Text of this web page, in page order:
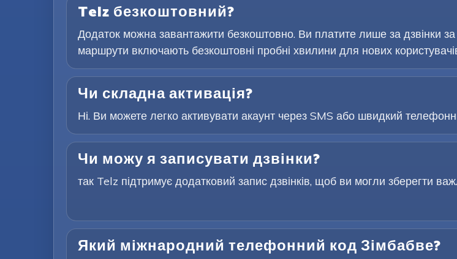
Telz безкоштовний?
Додаток можна завантажити безкоштовно. Ви платите лише за дзвінки
маршрути включають безкоштовні пробні хвилини для нових
Чи складна активація?
Ні. Ви можете легко активувати акаунт через SMS або швидкий
Чи можу я записувати дзвінки?
так Telz підтримує додатковий запис дзвінків, щоб ви могли зберегти
Який міжнародний телефонний код Зімбабве?